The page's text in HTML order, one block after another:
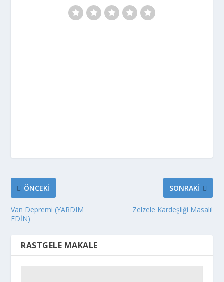
ÖNCEKI
Van Depremi (YARDIM
EDİN)
SONRAKI
Zelzele Kardeşliĝi Masalı!
RASTGELE MAKALE